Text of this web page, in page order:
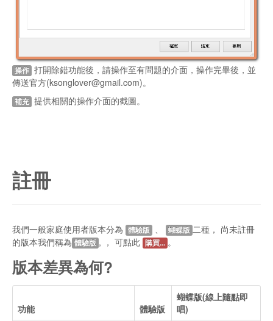
操作 打開除錯功能後，請操作至有問題的介面，操作完畢後，並
傳送官方(ksonglover@gmail.com)。
補充 提供相關的操作介面的截圖。
註冊
我們一般家庭使用者版本分為 體驗版 蝴蝶版 二種， 尚未註冊
的版本我們稱為 體驗版 , ， 可點此 購買... 。
版本差異為何?
功能 體驗版
蝴蝶版(線上隨點即
唱)